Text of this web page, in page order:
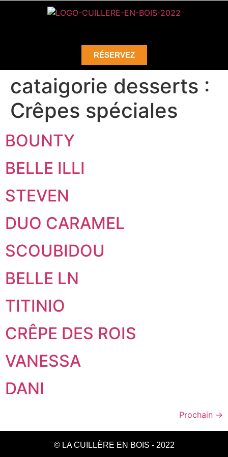
RÉSERVEZ
cataigorie desserts :
Crêpes spéciales
BOUNTY
BELLE ILLI
STEVEN
DUO CARAMEL
SCOUBIDOU
BELLE LN
TITINIO
CRÊPE DES ROIS
VANESSA
DANI
Prochain →
© LA CUILLÈRE EN BOIS - 2022